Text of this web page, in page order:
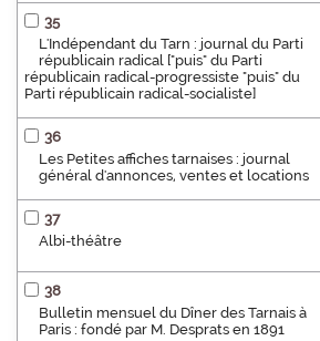
35
L'Indépendant du Tarn : journal du Parti
républicain radical ["puis" du Parti
républicain radical-progressiste "puis" du
Parti républicain radical-socialiste]
36
Les Petites affiches tarnaises : journal
général d'annonces, ventes et locations
37
Albi-théâtre
38
Bulletin mensuel du Dîner des Tarnais à
Paris : fondé par M. Desprats en 1891